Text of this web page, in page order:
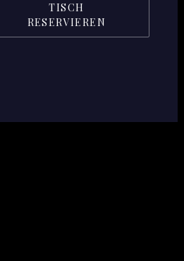
TISCH
RESERVIEREN